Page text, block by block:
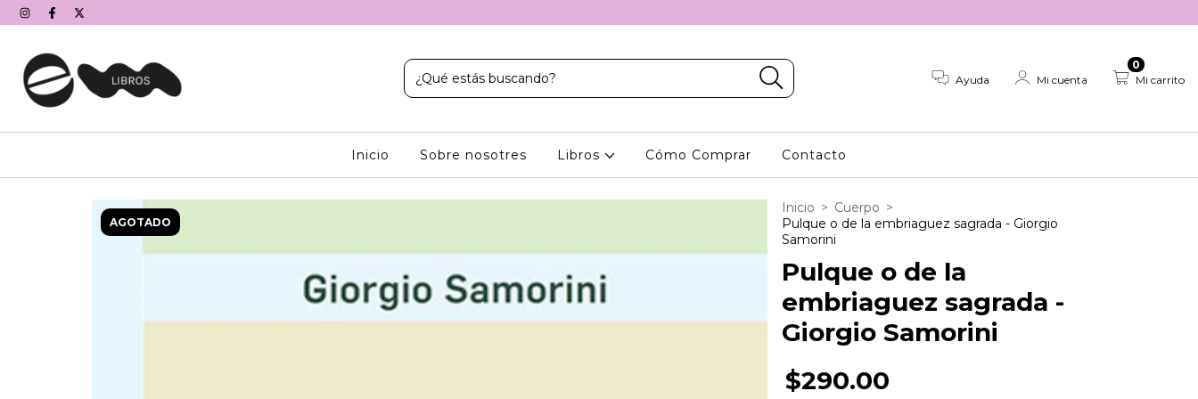
Ayuda Mi cuenta Mi carrito
0
Inicio Sobre nosotres Libros Cómo Comprar Contacto
AGOTADO
Inicio > Cuerpo >
Pulque o de la embriaguez sagrada - Giorgio
Samorini
Pulque o de la
embriaguez sagrada -
Giorgio Samorini
$290.00